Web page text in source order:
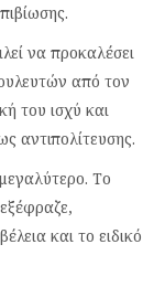
να προκαλέσει
από τον
του ισχύ και
αντιπολίτευσης.
Το
και το ειδικό